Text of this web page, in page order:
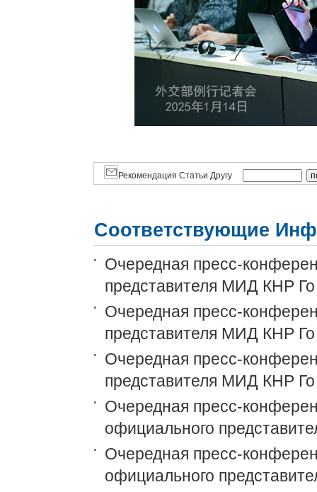
Рекомендация Статьи Другу
Соответствующие
Очередная пресс-
представителя МИД КНР Го
Очередная пресс-
представителя МИД КНР Го
Очередная пресс-
представителя МИД КНР Го
Очередная пресс-
официального
Очередная пресс-
официального